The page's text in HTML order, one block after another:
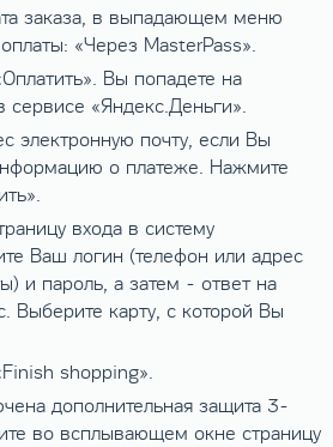
заказа, в выпадающем меню
«Через MasterPass».
Вы попадете на
сервисе «Яндекс.Деньги».
электронную почту, если Вы
о платеже. Нажмите
входа в систему
Ваш логин (телефон или адрес
и пароль, а затем - ответ на
Выберите карту, с которой Вы
shopping».
дополнительная защита 3-
во всплывающем окне страницу